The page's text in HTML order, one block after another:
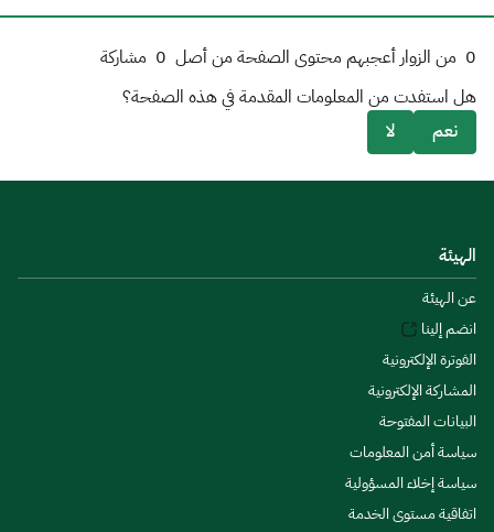
0 من الزوار أعجبهم محتوى الصفحة من أصل 0 مشاركة
هل استفدت من المعلومات المقدمة في هذه الصفحة؟
نعم
لا
الهيئة
عن الهيئة
انضم إلينا
الفوترة الإلكترونية
المشاركة الإلكترونية
البيانات المفتوحة
سياسة أمن المعلومات
سياسة إخلاء المسؤولية
اتفاقية مستوى الخدمة